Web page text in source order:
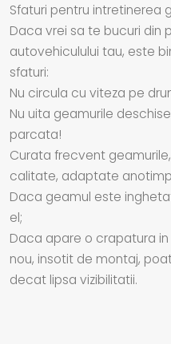
Sfaturi pentru intretinerea
Daca vrei sa te bucuri din
autovehiculului tau, este
sfaturi:
Nu circula cu viteza pe
Nu uita geamurile
parcata!
Curata frecvent
calitate, adaptate
Daca geamul este
el;
Daca apare o crapatura
nou, insotit de montaj,
decat lipsa vizibilitatii.